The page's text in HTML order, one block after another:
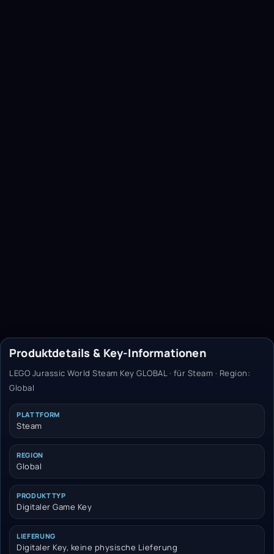
Produktdetails & Key-Informationen
LEGO Jurassic World Steam Key GLOBAL · für Steam · Region:
Global
PLATTFORM
Steam
REGION
Global
PRODUKTTYP
Digitaler Game Key
LIEFERUNG
Digitaler Key, keine physische Lieferung